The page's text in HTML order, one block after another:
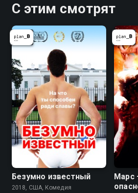
С этим смотрят
Безумно известный
2018, США, Комедия
Марс